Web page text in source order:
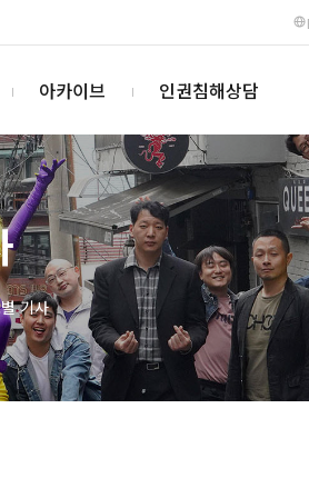
아카이브 인권침해상담
기사